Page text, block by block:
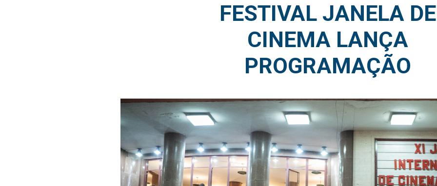
FESTIVAL JANELA DE
CINEMA LANÇA
PROGRAMAÇÃO